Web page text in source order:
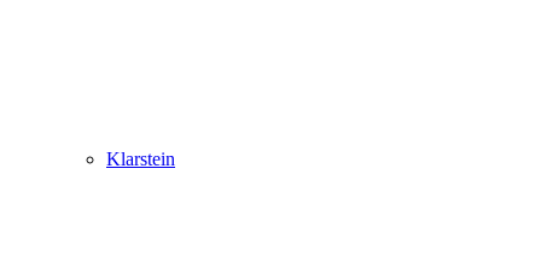
Klarstein